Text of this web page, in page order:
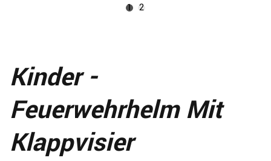
1 2
Kinder -
Feuerwehrhelm Mit
Klappvisier